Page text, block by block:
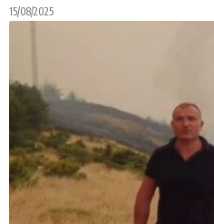
15/08/2025